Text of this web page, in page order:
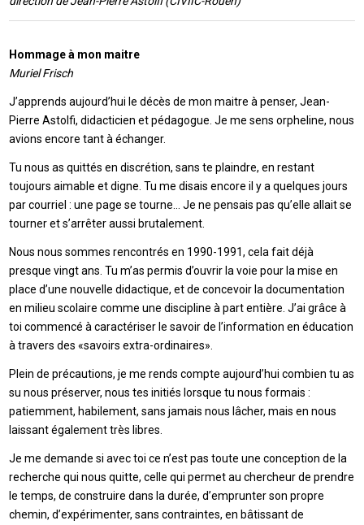
Hommage à mon maitre
Muriel Frisch
J’apprends aujourd’hui le décès de mon maitre à penser, Jean-
Pierre Astolfi, didacticien et pédagogue. Je me sens orpheline, nous
avions encore tant à échanger.
Tu nous as quittés en discrétion, sans te plaindre, en restant
toujours aimable et digne. Tu me disais encore il y a quelques jours
par courriel : une page se tourne… Je ne pensais pas qu’elle allait se
tourner et s’arrêter aussi brutalement.
Nous nous sommes rencontrés en 1990-1991, cela fait déjà
presque vingt ans. Tu m’as permis d’ouvrir la voie pour la mise en
place d’une nouvelle didactique, et de concevoir la documentation
en milieu scolaire comme une discipline à part entière. J’ai grâce à
toi commencé à caractériser le savoir de l’information en éducation
à travers des «savoirs extra-ordinaires».
Plein de précautions, je me rends compte aujourd’hui combien tu as
su nous préserver, nous tes initiés lorsque tu nous formais :
patiemment, habilement, sans jamais nous lâcher, mais en nous
laissant également très libres.
Je me demande si avec toi ce n’est pas toute une conception de la
recherche qui nous quitte, celle qui permet au chercheur de prendre
le temps, de construire dans la durée, d’emprunter son propre
chemin, d’expérimenter, sans contraintes, en bâtissant de